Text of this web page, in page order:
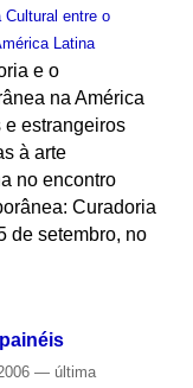
Cultural entre o
Latina
e o
na América
e estrangeiros
à arte
no encontro
Curadoria
de setembro, no
— última